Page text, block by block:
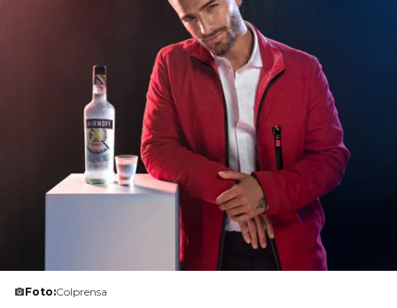
Foto:Colprensa